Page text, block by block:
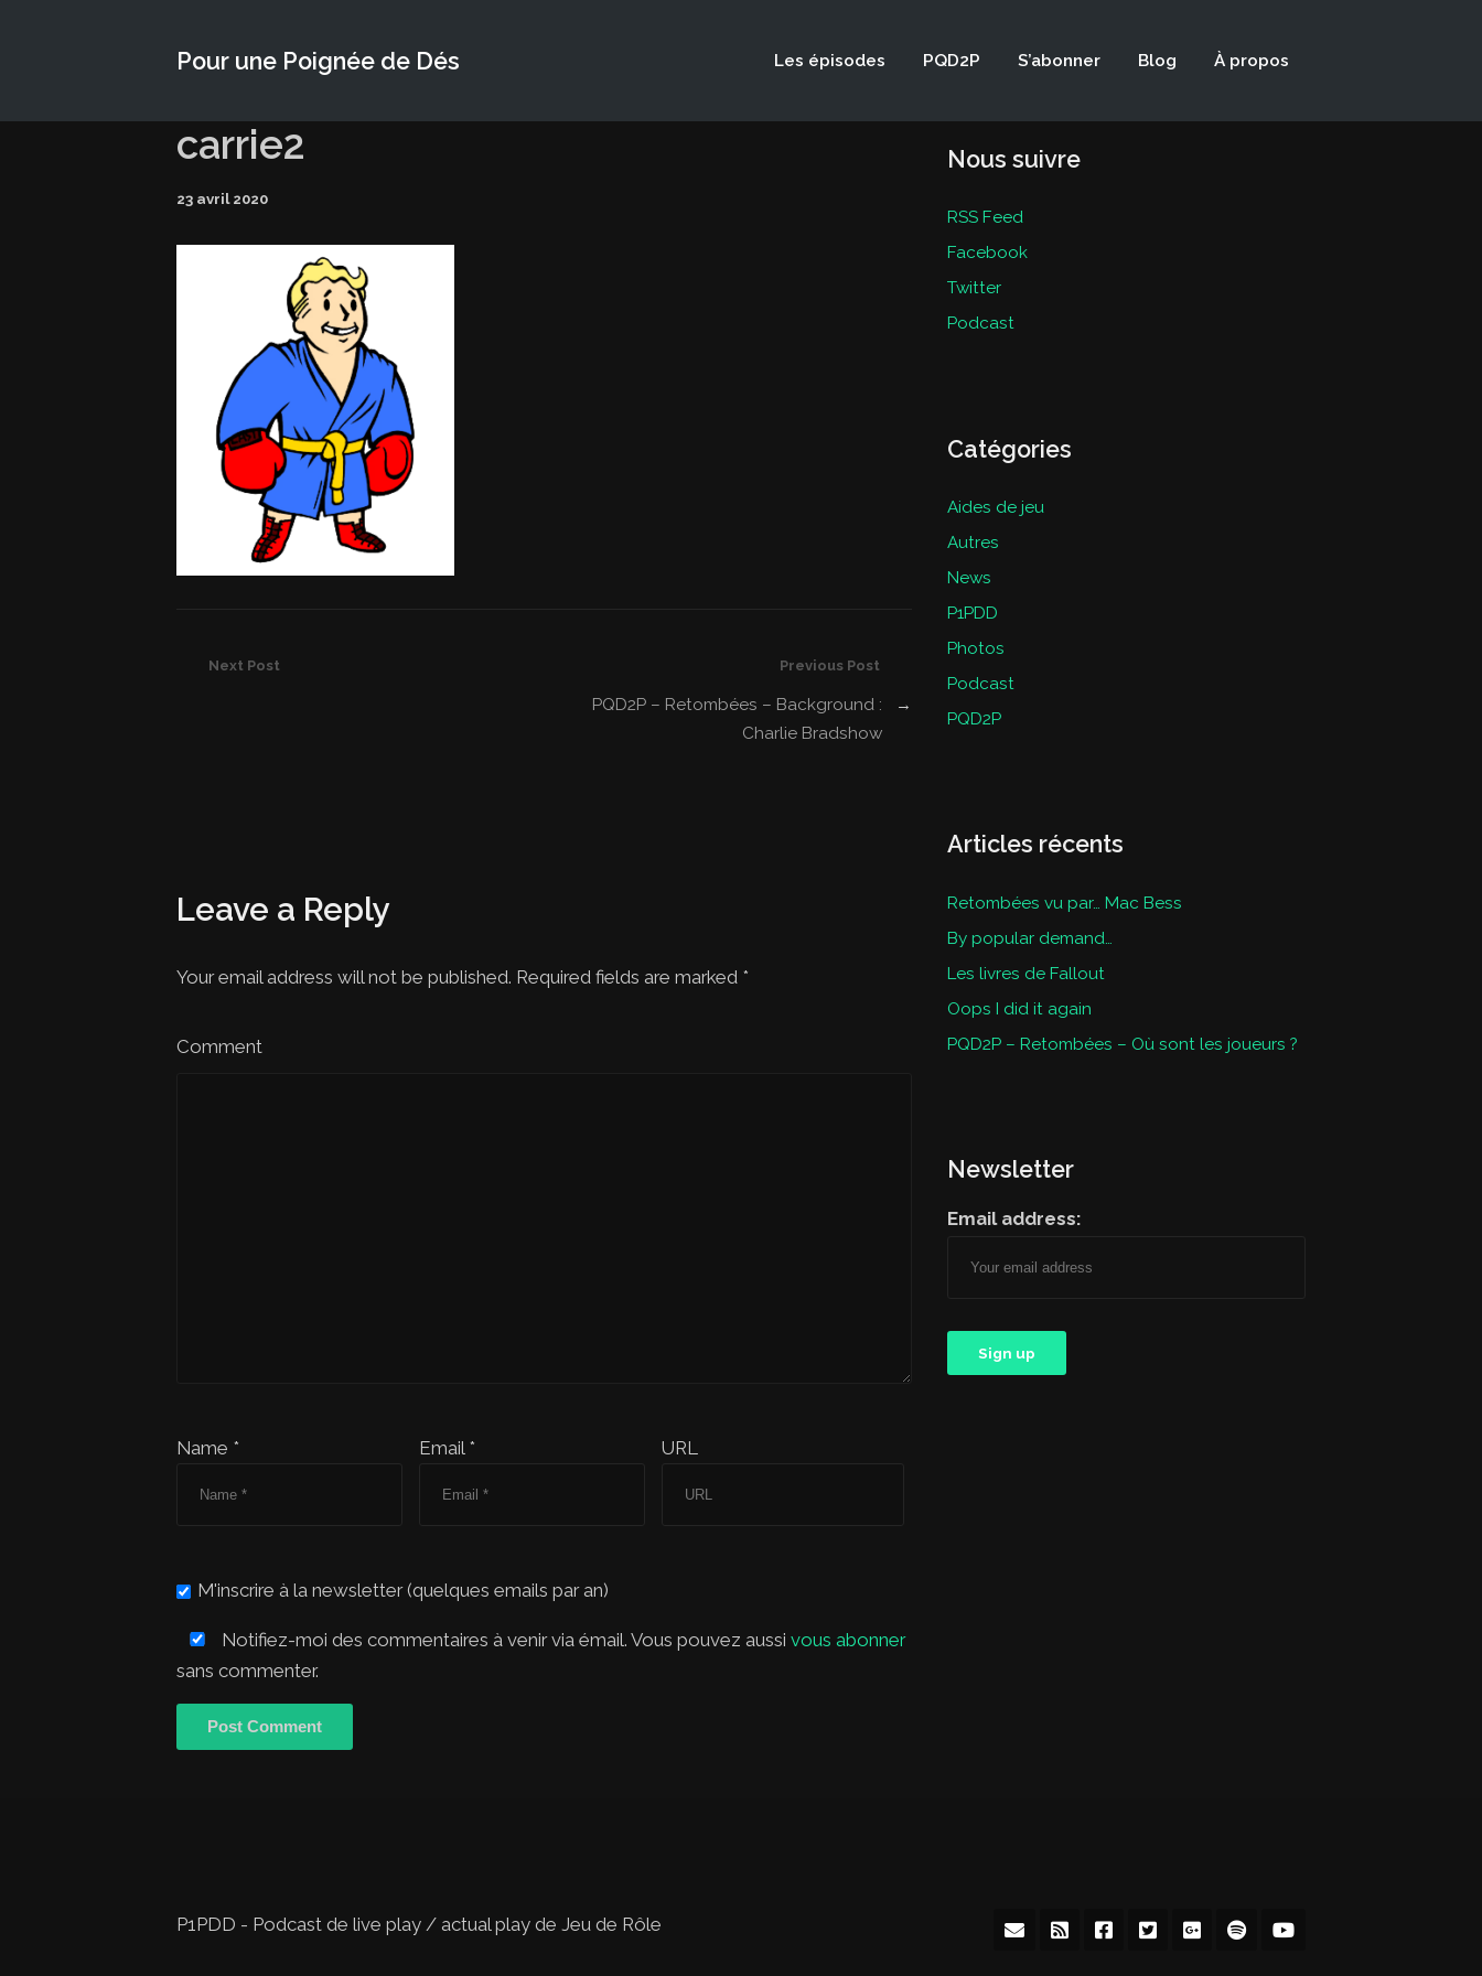
Pour une Poignée de Dés Les épisodes PQD2P S’abonner Blog À propos
carrie2
23 avril 2020
Previous Post
PQD2P – Retombées – Background :
Charlie Bradshow
→
Next Post
Leave a Reply
Your email address will not be published. Required fields are marked *
Comment
Name * Email * URL
M'inscrire à la newsletter (quelques emails par an)
Notifiez-moi des commentaires à venir via émail. Vous pouvez aussi vous abonner
sans commenter.
Nous suivre
RSS Feed
Facebook
Twitter
Podcast
Catégories
Aides de jeu
Autres
News
P1PDD
Photos
Podcast
PQD2P
Articles récents
Retombées vu par… Mac Bess
By popular demand…
Les livres de Fallout
Oops I did it again
PQD2P – Retombées – Où sont les joueurs ?
Newsletter
Email address:
P1PDD - Podcast de live play / actual play de Jeu de Rôle